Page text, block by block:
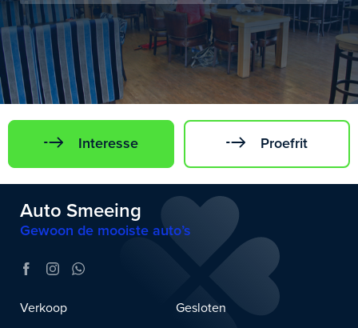
Interesse Proefrit
Auto Smeeing
Gewoon de mooiste auto’s
Verkoop
Gesloten